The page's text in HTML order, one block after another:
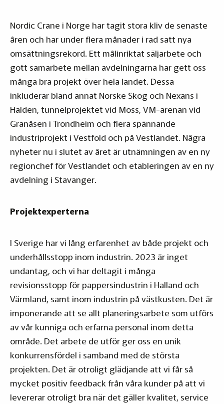
Nordic Crane i Norge har tagit stora kliv de senaste
åren och har under flera månader i rad satt nya
omsättningsrekord. Ett målinriktat säljarbete och
gott samarbete mellan avdelningarna har gett oss
många bra projekt över hela landet. Dessa
inkluderar bland annat Norske Skog och Nexans i
Halden, tunnelprojektet vid Moss, VM-arenan vid
Granåsen i Trondheim och flera spännande
industriprojekt i Vestfold och på Vestlandet. Några
nyheter nu i slutet av året är utnämningen av en ny
regionchef för Vestlandet och etableringen av en ny
avdelning i Stavanger.
Projektexperterna
I Sverige har vi lång erfarenhet av både projekt och
underhållsstopp inom industrin. 2023 är inget
undantag, och vi har deltagit i många
revisionsstopp för pappersindustrin i Halland och
Värmland, samt inom industrin på västkusten. Det är
imponerande att se allt planeringsarbete som utförs
av vår kunniga och erfarna personal inom detta
område. Det arbete de utför ger oss en unik
konkurrensfördel i samband med de största
projekten. Det är otroligt glädjande att vi får så
mycket positiv feedback från våra kunder på att vi
levererar otroligt bra när det gäller kvalitet, service